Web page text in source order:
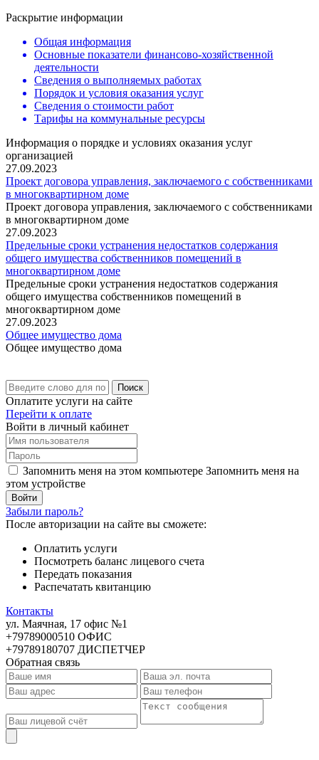
Раскрытие информации
Общая информация
Основные показатели финансово-хозяйственной
деятельности
Сведения о выполняемых работах
Порядок и условия оказания услуг
Сведения о стоимости работ
Тарифы на коммунальные ресурсы
Информация о порядке и условиях оказания услуг
организацией
27.09.2023
Проект договора управления, заключаемого с собственниками
в многоквартирном доме
Проект договора управления, заключаемого с собственниками
в многоквартирном доме
27.09.2023
Предельные сроки устранения недостатков содержания
общего имущества собственников помещений в
многоквартирном доме
Предельные сроки устранения недостатков содержания
общего имущества собственников помещений в
многоквартирном доме
27.09.2023
Общее имущество дома
Общее имущество дома
Поиск
Оплатите услуги на сайте
Перейти к оплате
Войти в личный кабинет
Запомнить меня на этом компьютере Запомнить меня на
этом устройстве
Забыли пароль?
После авторизации на сайте вы сможете:
Оплатить услуги
Посмотреть баланс лицевого счета
Передать показания
Распечатать квитанцию
Контакты
ул. Маячная, 17 офис №1
+79789000510 ОФИС
+79789180707 ДИСПЕТЧЕР
Обратная связь